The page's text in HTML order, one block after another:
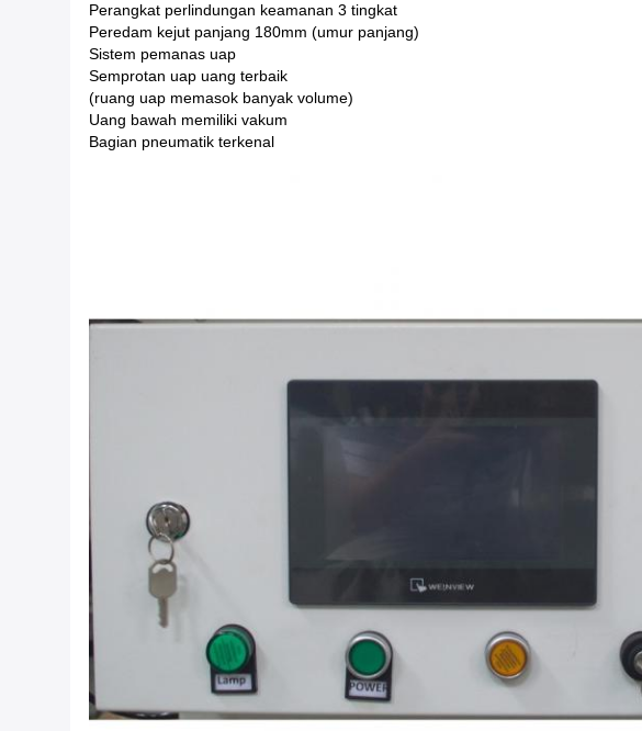
Perangkat perlindungan keamanan 3 tingkat
Peredam kejut panjang 180mm (umur panjang)
Sistem pemanas uap
Semprotan uap uang terbaik
(ruang uap memasok banyak volume)
Uang bawah memiliki vakum
Bagian pneumatik terkenal